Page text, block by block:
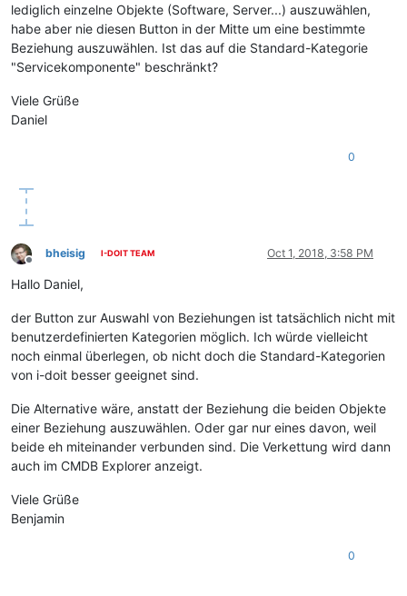
lediglich einzelne Objekte (Software, Server...) auszuwählen,
habe aber nie diesen Button in der Mitte um eine bestimmte
Beziehung auszuwählen. Ist das auf die Standard-Kategorie
"Servicekomponente" beschränkt?
Viele Grüße
Daniel
0
Offline
bheisig I-DOIT TEAM Oct 1, 2018, 3:58 PM
Hallo Daniel,
der Button zur Auswahl von Beziehungen ist tatsächlich nicht mit
benutzerdefinierten Kategorien möglich. Ich würde vielleicht
noch einmal überlegen, ob nicht doch die Standard-Kategorien
von i-doit besser geeignet sind.
Die Alternative wäre, anstatt der Beziehung die beiden Objekte
einer Beziehung auszuwählen. Oder gar nur eines davon, weil
beide eh miteinander verbunden sind. Die Verkettung wird dann
auch im CMDB Explorer anzeigt.
Viele Grüße
Benjamin
0